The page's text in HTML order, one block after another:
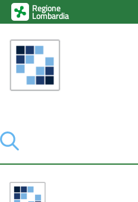
Regione
Lombardia